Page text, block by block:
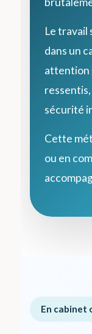
Le travail
dans un
attention
sécurité
Cette
ou en
En cabinet